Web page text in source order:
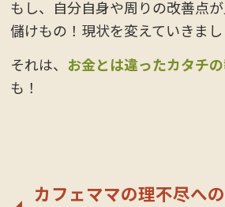
もし、自分自身や周りの改善点
儲けもの！現状を変えていきまし
それは、 お金とは違ったカタチ
も！
カフェママの理不尽へ